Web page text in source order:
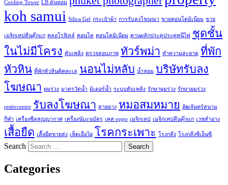
Cooling Tower LB ต้นหอม
koh samui Silica Gel กระเป๋าผ้า การรับลงโฆษณา ขายคอนโดมิเนียม ขาย
เมจิกเทปตีนตุ๊กแก คลอโรฟิลล์ คอนโด คอนโดมิเนียม คานผลักประตูประตูหนีไฟ
ชุดชั้น
ในไม่มีโครง ดับเพลิง ตรวจสอบภาพ ทัวร์พม่า ทำความสะอาด ที่พัก
หัวหิน ที่พักหัวหินติดทะเล นอนไม่หลับ น้ำหอม บริษัทรับลง
โฆษณา ผมร่วง มาตรวัดน้ำ มิเตอร์น้ำ ระบบดับเพลิง รักษาผมร่วง รักษาผมร่วง
restivcentre รับลงโฆษณา สายยาง หมอสมหมาย อัฒจันทร์สนาม
กีฬา เครื่องซีลสูญญากาศ เครื่องนับะนบัตร เคส oppo เมจิกเทป เมจิกเทปตีนตุ๊กแก เวชสำอาง
เสื้อยืด เสื้อยืดขายส่ง เห็ดเยื่อไผ่ โรคกระเพาะ โรงกลึง โรงกลึงซีเอ็นซี
Search
Categories